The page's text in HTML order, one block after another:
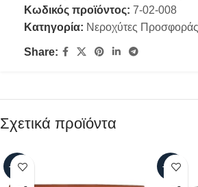
Κωδικός προϊόντος: 7-02-008
Κατηγορία: Νεροχύτες Προσφοράς
Share:
Σχετικά προϊόντα
-61% -69%